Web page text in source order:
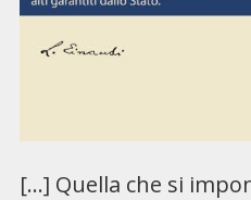
[…] Quella che si